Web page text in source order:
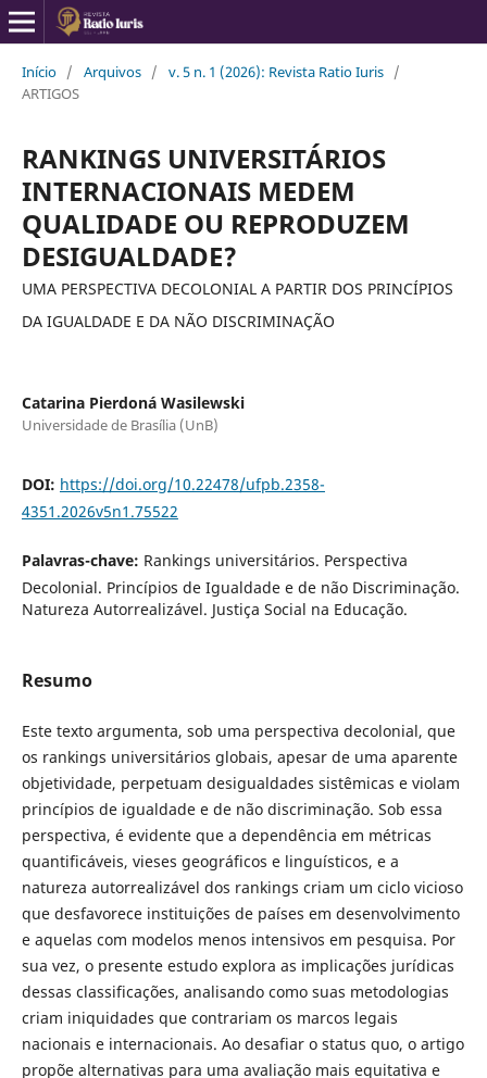
Início / Arquivos / v. 5 n. 1 (2026): Revista Ratio Iuris /
ARTIGOS
RANKINGS UNIVERSITÁRIOS
INTERNACIONAIS MEDEM
QUALIDADE OU REPRODUZEM
DESIGUALDADE?
UMA PERSPECTIVA DECOLONIAL A PARTIR DOS PRINCÍPIOS
DA IGUALDADE E DA NÃO DISCRIMINAÇÃO
Catarina Pierdoná Wasilewski
Universidade de Brasília (UnB)
DOI: https://doi.org/10.22478/ufpb.2358-
4351.2026v5n1.75522
Palavras-chave: Rankings universitários. Perspectiva
Decolonial. Princípios de Igualdade e de não Discriminação.
Natureza Autorrealizável. Justiça Social na Educação.
Resumo
Este texto argumenta, sob uma perspectiva decolonial, que
os rankings universitários globais, apesar de uma aparente
objetividade, perpetuam desigualdades sistêmicas e violam
princípios de igualdade e de não discriminação. Sob essa
perspectiva, é evidente que a dependência em métricas
quantificáveis, vieses geográficos e linguísticos, e a
natureza autorrealizável dos rankings criam um ciclo vicioso
que desfavorece instituições de países em desenvolvimento
e aquelas com modelos menos intensivos em pesquisa. Por
sua vez, o presente estudo explora as implicações jurídicas
dessas classificações, analisando como suas metodologias
criam iniquidades que contrariam os marcos legais
nacionais e internacionais. Ao desafiar o status quo, o artigo
propõe alternativas para uma avaliação mais equitativa e